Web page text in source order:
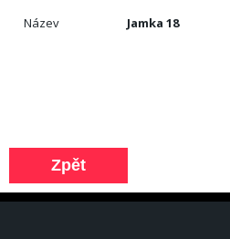
Název
Jamka 18